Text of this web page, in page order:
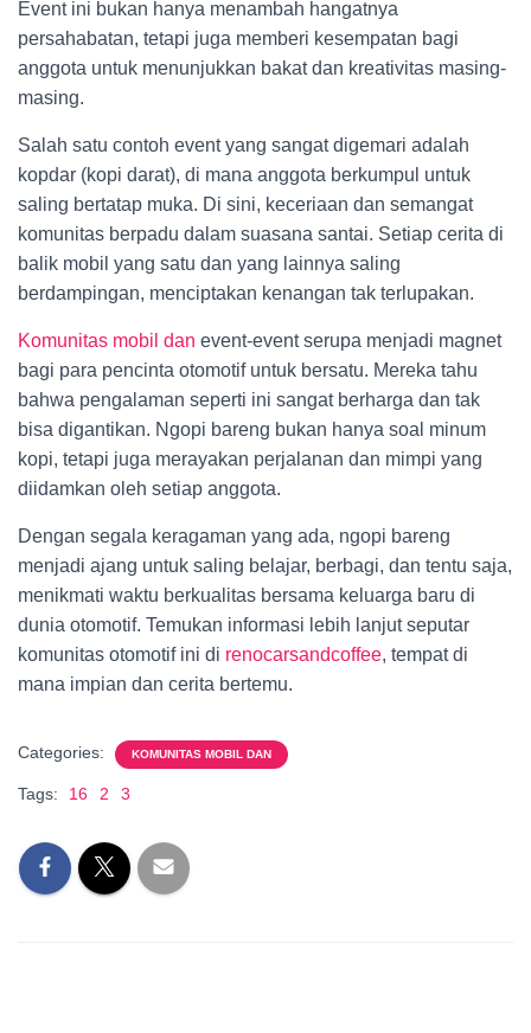
Event ini bukan hanya menambah hangatnya
persahabatan, tetapi juga memberi kesempatan bagi
anggota untuk menunjukkan bakat dan kreativitas masing-
masing.
Salah satu contoh event yang sangat digemari adalah
kopdar (kopi darat), di mana anggota berkumpul untuk
saling bertatap muka. Di sini, keceriaan dan semangat
komunitas berpadu dalam suasana santai. Setiap cerita di
balik mobil yang satu dan yang lainnya saling
berdampingan, menciptakan kenangan tak terlupakan.
Komunitas mobil dan event-event serupa menjadi magnet
bagi para pencinta otomotif untuk bersatu. Mereka tahu
bahwa pengalaman seperti ini sangat berharga dan tak
bisa digantikan. Ngopi bareng bukan hanya soal minum
kopi, tetapi juga merayakan perjalanan dan mimpi yang
diidamkan oleh setiap anggota.
Dengan segala keragaman yang ada, ngopi bareng
menjadi ajang untuk saling belajar, berbagi, dan tentu saja,
menikmati waktu berkualitas bersama keluarga baru di
dunia otomotif. Temukan informasi lebih lanjut seputar
komunitas otomotif ini di renocarsandcoffee, tempat di
mana impian dan cerita bertemu.
Categories: KOMUNITAS MOBIL DAN
Tags: 16 2 3